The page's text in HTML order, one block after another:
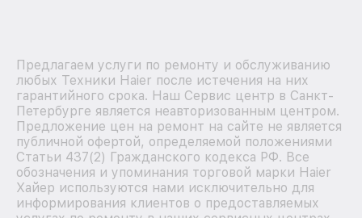
Предлагаем услуги по ремонту и обслуживанию
любых Техники Haier после истечения на них
гарантийного срока. Наш Сервис центр в Санкт-
Петербурге является неавторизованным центром.
Предложение цен на ремонт на сайте не является
публичной офертой, определяемой положениями
Статьи 437(2) Гражданского кодекса РФ. Все
обозначения и упоминания торговой марки Haier
Хайер используются нами исключительно для
информирования клиентов о предоставляемых